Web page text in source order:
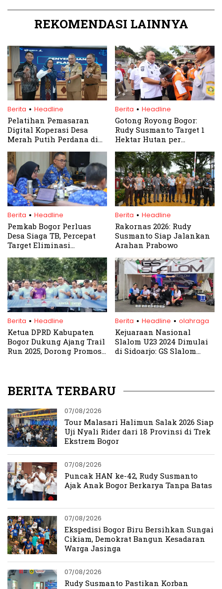
REKOMENDASI LAINNYA
Berita . Headline
Pelatihan Pemasaran
Digital Koperasi Desa
Merah Putih Perdana di
AI
Berita . Headline
Gotong Royong Bogor:
Rudy Susmanto Target 1
Hektar Hutan per
Berita . Headline
Pemkab Bogor Perluas
Desa Siaga TB, Percepat
Target Eliminasi
Berita . Headline
Rakornas 2026: Rudy
Susmanto Siap Jalankan
Arahan Prabowo
Berita . Headline
Ketua DPRD Kabupaten
Bogor Dukung Ajang Trail
Run 2025, Dorong Promosi
Berita . Headline . olahraga
Kejuaraan Nasional
Slalom U23 2024 Dimulai
di Sidoarjo: GS Slalom
BERITA TERBARU
07/08/2026
Tour Malasari Halimun Salak 2026 Siap
Uji Nyali Rider dari 18 Provinsi di Trek
Ekstrem Bogor
07/08/2026
Puncak HAN ke-42, Rudy Susmanto
Ajak Anak Bogor Berkarya Tanpa Batas
07/08/2026
Ekspedisi Bogor Biru Bersihkan Sungai
Cikiam, Demokrat Bangun Kesadaran
Warga Jasinga
07/08/2026
Rudy Susmanto Pastikan Korban